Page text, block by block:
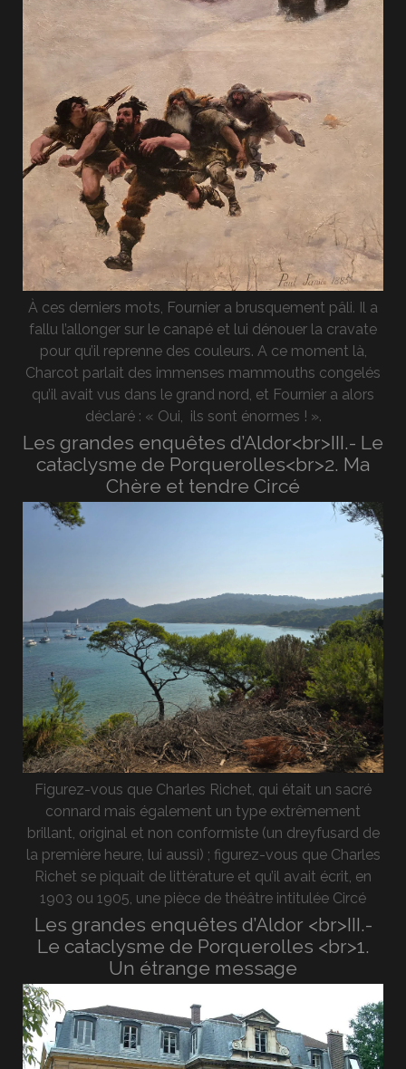
À ces derniers mots, Fournier a brusquement pâli. Il a
fallu l’allonger sur le canapé et lui dénouer la cravate
pour qu’il reprenne des couleurs. A ce moment là,
Charcot parlait des immenses mammouths congelés
qu’il avait vus dans le grand nord, et Fournier a alors
déclaré : « Oui, ils sont énormes ! ».
Les grandes enquêtes d’Aldor<br>III.- Le
cataclysme de Porquerolles<br>2. Ma
Chère et tendre Circé
Figurez-vous que Charles Richet, qui était un sacré
connard mais également un type extrêmement
brillant, original et non conformiste (un dreyfusard de
la première heure, lui aussi) ; figurez-vous que Charles
Richet se piquait de littérature et qu’il avait écrit, en
1903 ou 1905, une pièce de théâtre intitulée Circé
Les grandes enquêtes d’Aldor <br>III.-
Le cataclysme de Porquerolles <br>1.
Un étrange message